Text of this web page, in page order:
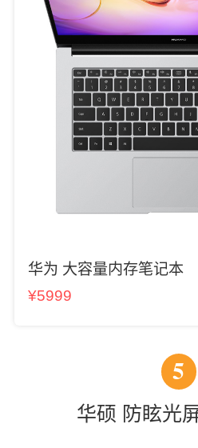
华为 大容量内存笔记本
¥5999
5
华硕 防眩光